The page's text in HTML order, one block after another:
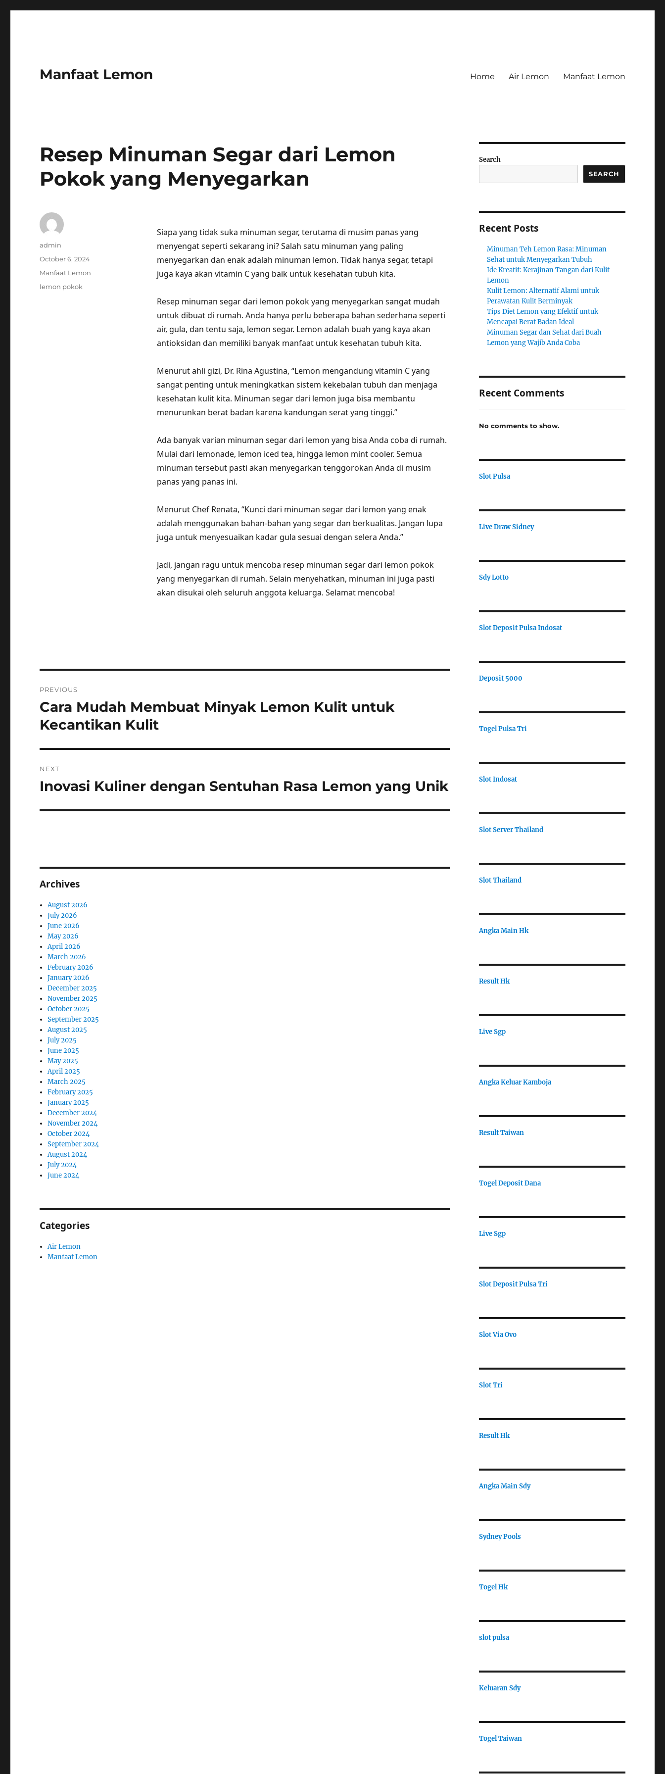
Manfaat Lemon Home Air Lemon Manfaat Lemon
Resep Minuman Segar dari Lemon
Pokok yang Menyegarkan
Siapa yang tidak suka minuman segar, terutama di musim panas yang
menyengat seperti sekarang ini? Salah satu minuman yang paling
menyegarkan dan enak adalah minuman lemon. Tidak hanya segar, tetapi
juga kaya akan vitamin C yang baik untuk kesehatan tubuh kita.
Resep minuman segar dari lemon pokok yang menyegarkan sangat mudah
untuk dibuat di rumah. Anda hanya perlu beberapa bahan sederhana seperti
air, gula, dan tentu saja, lemon segar. Lemon adalah buah yang kaya akan
antioksidan dan memiliki banyak manfaat untuk kesehatan tubuh kita.
Menurut ahli gizi, Dr. Rina Agustina, “Lemon mengandung vitamin C yang
sangat penting untuk meningkatkan sistem kekebalan tubuh dan menjaga
kesehatan kulit kita. Minuman segar dari lemon juga bisa membantu
menurunkan berat badan karena kandungan serat yang tinggi.”
Ada banyak varian minuman segar dari lemon yang bisa Anda coba di rumah.
Mulai dari lemonade, lemon iced tea, hingga lemon mint cooler. Semua
minuman tersebut pasti akan menyegarkan tenggorokan Anda di musim
panas yang panas ini.
Menurut Chef Renata, “Kunci dari minuman segar dari lemon yang enak
adalah menggunakan bahan-bahan yang segar dan berkualitas. Jangan lupa
juga untuk menyesuaikan kadar gula sesuai dengan selera Anda.”
Jadi, jangan ragu untuk mencoba resep minuman segar dari lemon pokok
yang menyegarkan di rumah. Selain menyehatkan, minuman ini juga pasti
akan disukai oleh seluruh anggota keluarga. Selamat mencoba!
Author
admin
Posted
October 6, 2024
Categories
Manfaat Lemon
Tags
lemon pokok
navigation
PREVIOUS
Previous
post:
Cara Mudah Membuat Minyak Lemon Kulit untuk
Kecantikan Kulit
NEXT
Next
Inovasi Kuliner dengan Sentuhan Rasa Lemon yang Unik
Archives
August 2026
July 2026
June 2026
May 2026
April 2026
March 2026
February 2026
January 2026
December 2025
November 2025
October 2025
September 2025
August 2025
July 2025
June 2025
May 2025
April 2025
March 2025
February 2025
January 2025
December 2024
November 2024
October 2024
September 2024
August 2024
July 2024
June 2024
Categories
Air Lemon
Manfaat Lemon
Search
SEARCH
Recent Posts
Minuman Teh Lemon Rasa: Minuman
Sehat untuk Menyegarkan Tubuh
Ide Kreatif: Kerajinan Tangan dari Kulit
Lemon
Kulit Lemon: Alternatif Alami untuk
Perawatan Kulit Berminyak
Tips Diet Lemon yang Efektif untuk
Mencapai Berat Badan Ideal
Minuman Segar dan Sehat dari Buah
Lemon yang Wajib Anda Coba
Recent Comments
No comments to show.
Slot Pulsa
Live Draw Sidney
Sdy Lotto
Slot Deposit Pulsa Indosat
Deposit 5000
Togel Pulsa Tri
Slot Indosat
Slot Server Thailand
Slot Thailand
Angka Main Hk
Result Hk
Live Sgp
Angka Keluar Kamboja
Result Taiwan
Togel Deposit Dana
Live Sgp
Slot Deposit Pulsa Tri
Slot Via Ovo
Slot Tri
Result Hk
Angka Main Sdy
Sydney Pools
Togel Hk
slot pulsa
Keluaran Sdy
Togel Taiwan